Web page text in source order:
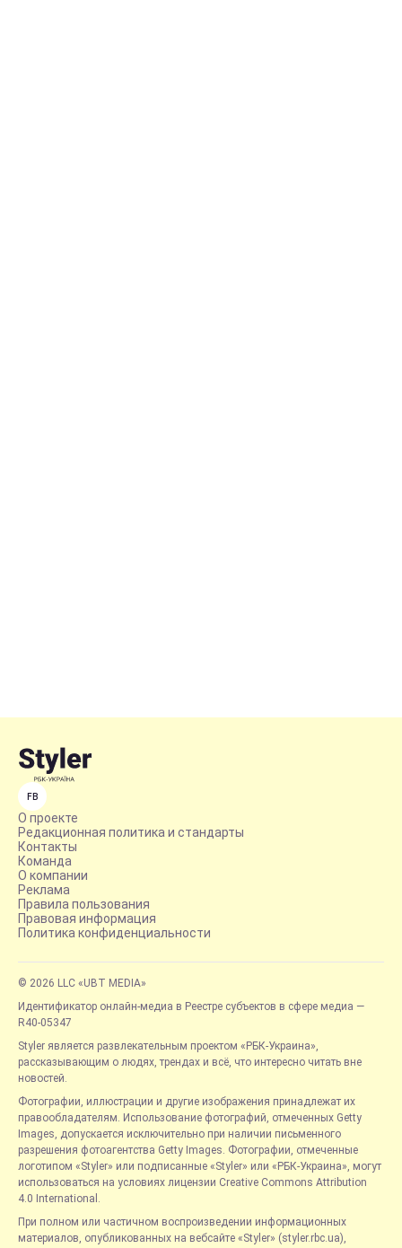
FB
О проекте
Редакционная политика и стандарты
Контакты
Команда
О компании
Реклама
Правила пользования
Правовая информация
Политика конфиденциальности
© 2026 LLC «UBT MEDIA»
Идентификатор онлайн-медиа в Реестре субъектов в сфере медиа —
R40-05347
Styler является развлекательным проектом «РБК-Украина»,
рассказывающим о людях, трендах и всё, что интересно читать вне
новостей.
Фотографии, иллюстрации и другие изображения принадлежат их
правообладателям. Использование фотографий, отмеченных Getty
Images, допускается исключительно при наличии письменного
разрешения фотоагентства Getty Images. Фотографии, отмеченные
логотипом «Styler» или подписанные «Styler» или «РБК-Украина», могут
использоваться на условиях лицензии Creative Commons Attribution
4.0 International.
При полном или частичном воспроизведении информационных
материалов, опубликованных на вебсайте «Styler» (styler.rbc.ua),